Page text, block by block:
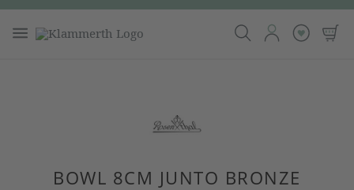
BOWL 8CM JUNTO BRONZE